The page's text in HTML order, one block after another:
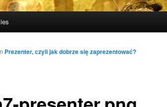
Prezenter, czyli jak dobrze się zaprezentować?